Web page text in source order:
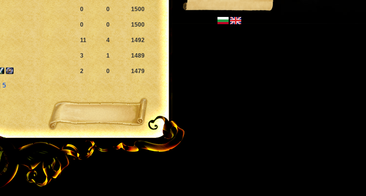
0 0 1500
0 0 1500
11 4 1492
3 1 1489
2 0 1479
5